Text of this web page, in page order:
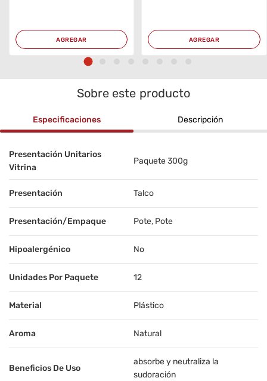
AGREGAR AGREGAR
Sobre este producto
Especificaciones Descripción
Presentación Unitarios
Vitrina
Paquete 300g
Presentación Talco
Presentación/Empaque Pote, Pote
Hipoalergénico No
Unidades Por Paquete 12
Material Plástico
Aroma Natural
Beneficios De Uso
absorbe y neutraliza la
sudoración